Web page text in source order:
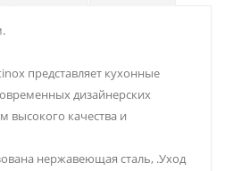
представляет кухонные
дизайнерских
высокого качества и
нержавеющая сталь, .Уход